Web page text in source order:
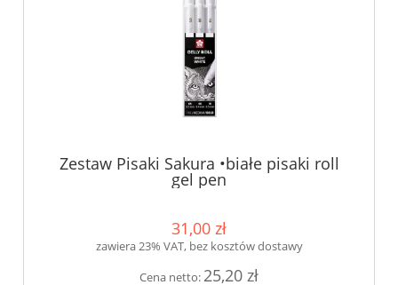
Zestaw Pisaki Sakura •białe pisaki roll
gel pen
31,00 zł
zawiera 23% VAT, bez kosztów dostawy
Cena netto: 25,20 zł